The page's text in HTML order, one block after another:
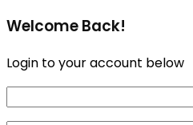
Welcome Back!
Login to your account below